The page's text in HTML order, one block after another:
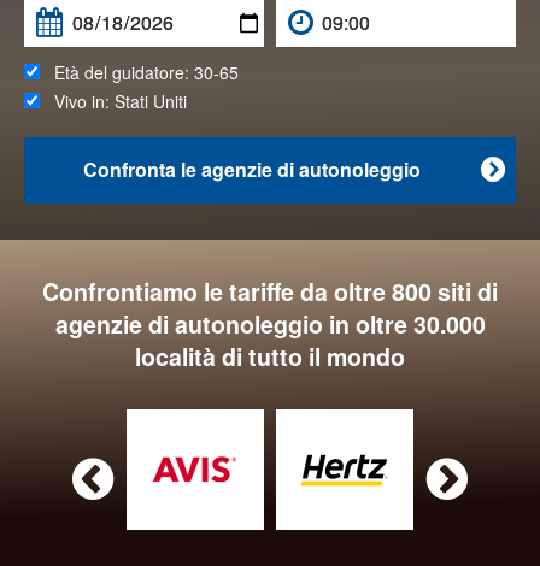
Età del guidatore: 30-65
Vivo in: Stati Uniti

Confronta le agenzie di autonoleggio
Confrontiamo le tariffe da oltre 800 siti di
agenzie di autonoleggio in oltre 30.000
località di tutto il mondo
 